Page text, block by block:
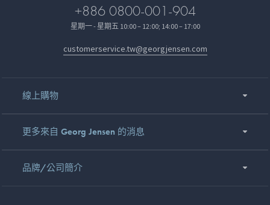
+886 0800-001-904
星期一 - 星期五 10:00 – 12:00; 14:00 – 17:00
customerservice.tw@georgjensen.com
線上購物
更多來自 Georg Jensen 的消息
品牌/公司簡介